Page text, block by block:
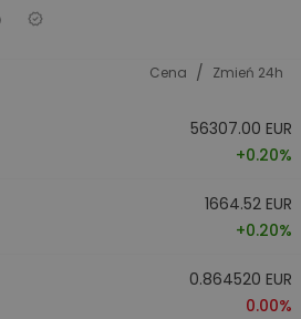
Cena / Zmień 24h
56307.00 EUR
+0.20%
1664.52 EUR
+0.20%
0.864520 EUR
0.00%